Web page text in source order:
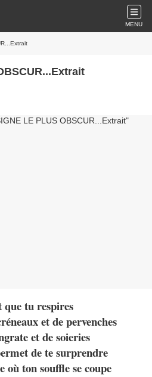
MENU
que tu respires
et de pervenches
et de soieries
de te surprendre
où ton souffle se coupe